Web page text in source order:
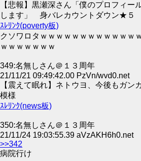
【悲報】黒瀬深さん「僕のプロフィー
します」 身バレカウントダウン★５
ｽﾚﾘﾝｸ(poverty板)
クソワロタｗｗｗｗｗｗｗｗｗｗｗｗ
ｗｗｗｗｗｗｗ
349:名無しさん＠１３周年
21/11/21 09:49:42.00 PzVn/wvd0.net
【震えて眠れ】ネトウヨ、今後もガン
模様
ｽﾚﾘﾝｸ(news板)
350:名無しさん＠１３周年
21/11/24 19:03:55.39 aVzAKH6h0.net
>>342
病院行け